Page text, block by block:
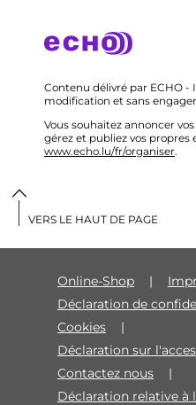
Contenu délivré par ECHO -
modification et sans
Vous souhaitez annoncer
gérez et publiez vos propres
www.echo.lu/fr/organiser.
Online-Shop
Déclaration de
Cookies
Déclaration sur
Contactez nous
Déclaration relative à
VERS LE HAUT DE PAGE